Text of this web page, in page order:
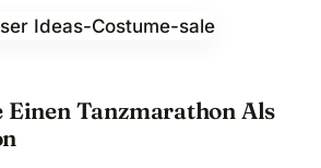
Einen Tanzmarathon Als